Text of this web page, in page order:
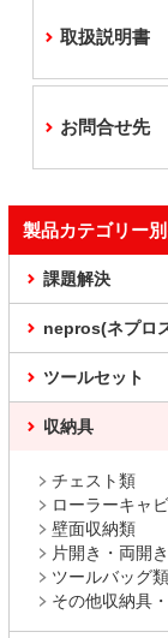
取扱説明書
お問合せ先
製品カテゴリー
課題解決
nepros(ネプロ
ツールセット
収納具
チェスト類
ローラーキャ
壁面収納類
片開き・両開
ツールバッグ類
その他収納具